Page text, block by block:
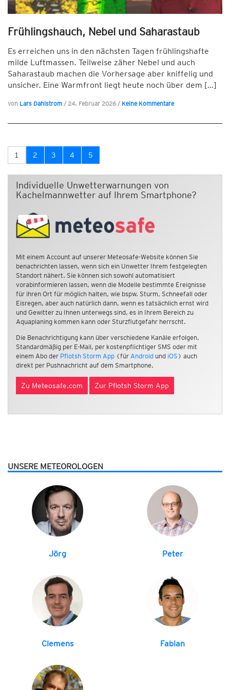
Frühlingshauch, Nebel und Saharastaub
Es erreichen uns in den nächsten Tagen frühlingshafte
milde Luftmassen. Teilweise zäher Nebel und auch
Saharastaub machen die Vorhersage aber kniffelig und
unsicher. Eine Warmfront liegt heute noch über dem […]
von Lars Dahlstrom / 24. Februar 2026/ Keine Kommentare
1 2 3 4 5
Individuelle Unwetterwarnungen von
Kachelmannwetter auf Ihrem Smartphone?
Mit einem Account auf unserer Meteosafe-Website können Sie
benachrichten lassen, wenn sich ein Unwetter Ihrem festgelegten
Standort nähert. Sie können sich sowohl automatisiert
vorabinformieren lassen, wenn die Modelle bestimmte Ereignisse
für ihren Ort für möglich halten, wie bspw. Sturm, Schneefall oder
Eisregen, aber auch natürlich dann, wenn es tatsächlich ernst wird
und Gewitter zu Ihnen unterwegs sind, es in Ihrem Bereich zu
Aquaplaning kommen kann oder Sturzflutgefahr herrscht.
Die Benachrichtigung kann über verschiedene Kanäle erfolgen.
Standardmäßig per E-Mail, per kostenpflichtiger SMS oder mit
einem Abo der Pflotsh Storm App (für Android und iOS ) auch
direkt per Pushnachricht auf dem Smartphone.
Zu Meteosafe.com Zur Pflotsh Storm App
UNSERE METEOROLOGEN
Jörg Peter
Clemens Fabian